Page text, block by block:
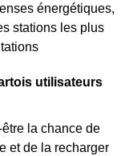
énergétiques,
stations les plus
utilisateurs
la chance de
et de la recharger